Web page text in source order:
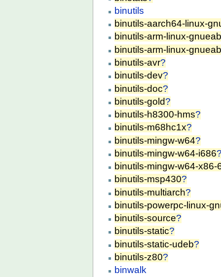
binutils
binutils-aarch64-linux-
binutils-arm-linux-
binutils-arm-linux-
binutils-avr?
binutils-dev?
binutils-doc?
binutils-gold?
binutils-h8300-hms?
binutils-m68hc1x?
binutils-mingw-w64?
binutils-mingw-w64-i686
binutils-mingw-w64-x86-
binutils-msp430?
binutils-multiarch?
binutils-powerpc-linux-
binutils-source?
binutils-static?
binutils-static-udeb?
binutils-z80?
binwalk